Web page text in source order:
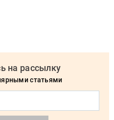
на рассылку
статьями